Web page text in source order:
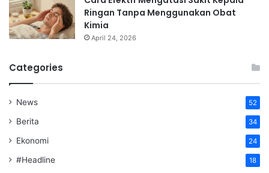
Ringan Tanpa Menggunakan Obat
Kimia
April 24, 2026
Categories
News 52
Berita 34
Ekonomi 24
#Headline 18